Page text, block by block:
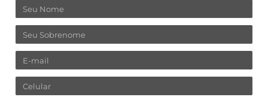
Nome
Sobrenome
Email
Celular